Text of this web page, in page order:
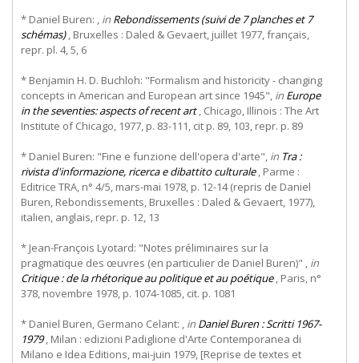
* Daniel Buren: , in Rebondissements (suivi de 7 planches et 7
schémas), Bruxelles : Daled & Gevaert, juillet 1977, français,
repr. pl. 4, 5, 6
* Benjamin H. D. Buchloh: "Formalism and historicity - changing
concepts in American and European art since 1945", in Europe
in the seventies: aspects of recent art, Chicago, Illinois : The Art
Institute of Chicago, 1977, p. 83-111, cit p. 89, 103, repr. p. 89
* Daniel Buren: "Fine e funzione dell'opera d'arte", in Tra :
rivista d'informazione, ricerca e dibattito culturale, Parme :
Editrice TRA, n° 4/5, mars-mai 1978, p. 12-14 (repris de Daniel
Buren, Rebondissements, Bruxelles : Daled & Gevaert, 1977),
italien, anglais, repr. p. 12, 13
* Jean-François Lyotard: "Notes préliminaires sur la
pragmatique des œuvres (en particulier de Daniel Buren)" , in
Critique : de la rhétorique au politique et au poétique, Paris, n°
378, novembre 1978, p. 1074-1085, cit. p. 1081
* Daniel Buren, Germano Celant: , in Daniel Buren : Scritti 1967-
1979, Milan : edizioni Padiglione d'Arte Contemporanea di
Milano e Idea Editions, mai-juin 1979, [Reprise de textes et